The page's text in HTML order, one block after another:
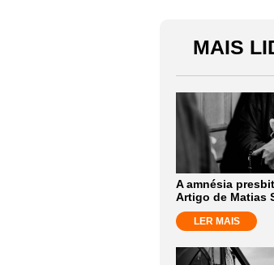
MAIS
A amnésia
Artigo de Matias
LER MAIS